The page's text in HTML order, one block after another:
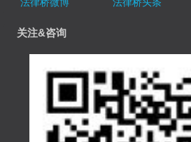
关注&咨询